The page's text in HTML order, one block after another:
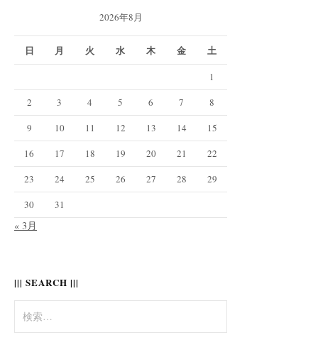
2026年8月
日 月 火 水 木 金 土
1
2
3 4 5 6 7
8
9
10 11 12 13 14
15
16
17 18 19 20 21
22
23
24 25 26 27 28
29
30
31
« 3月
||| SEARCH |||
索: